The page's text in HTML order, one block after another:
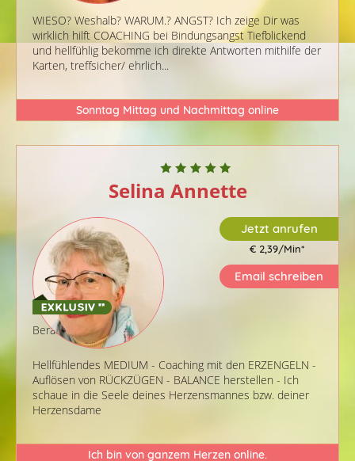
WIESO? Weshalb? WARUM.? ANGST? Ich zeige Dir was
wirklich hilft COACHING bei Bindungsangst Tiefblickend
und hellfühlig bekomme ich direkte Antworten mithilfe der
Karten, treffsicher/ ehrlich...
Sonntag Mittag und Nachmittag online
Selina Annette
Berater-ID: 735
Hellfühlendes MEDIUM - Coaching mit den ERZENGELN -
Auflösen von RÜCKZÜGEN - BALANCE herstellen - Ich
schaue in die Seele deines Herzensmannes bzw. deiner
Herzensdame
Jetzt anrufen
€ 2,39/Min*
Email schreiben
Ich bin von ganzem Herzen online.